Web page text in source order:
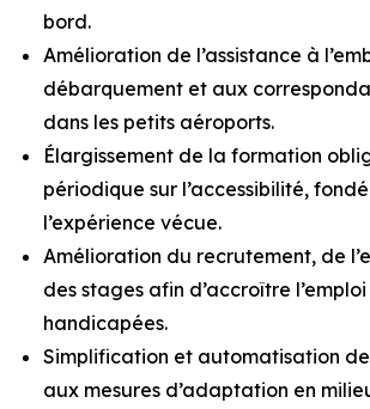
bord.
Amélioration de l’assistance à
débarquement et aux
dans les petits aéroports.
Élargissement de la formation
périodique sur l’accessibilité,
l’expérience vécue.
Amélioration du recrutement, de
des stages afin d’accroître
handicapées.
Simplification et automatisation
aux mesures d’adaptation en